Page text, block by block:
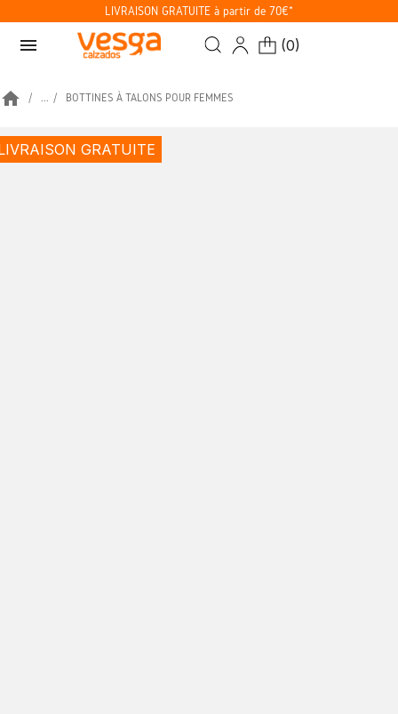
LIVRAISON GRATUITE à partir de 70€*
menu (0)
home ... BOTTINES À TALONS POUR FEMMES
GRATUITE